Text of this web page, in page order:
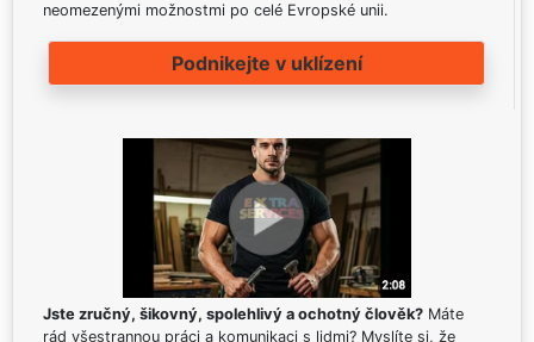
neomezenými možnostmi po celé Evropské unii.
Podnikejte v uklízení
Jste zručný, šikovný, spolehlivý a ochotný člověk? Máte
rád všestrannou práci a komunikaci s lidmi? Myslíte si, že